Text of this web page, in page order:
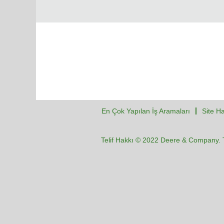
En Çok Yapılan İş Aramaları Site
Telif Hakkı © 2022 Deere & Company.